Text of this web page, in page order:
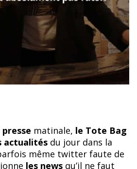
matinale, le Tote Bag
actualitésdu jour dans la
même twitter faute de
les newsqu’il ne faut